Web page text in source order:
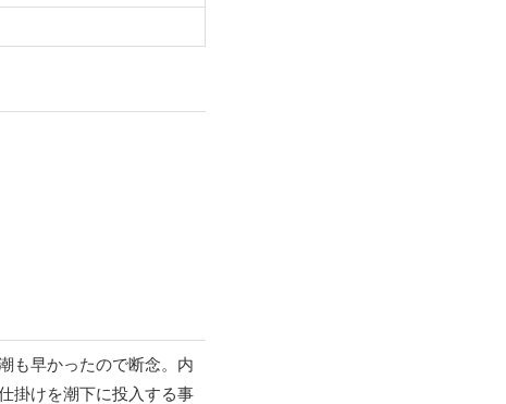
も早かったので断念。内
掛けを潮下に投入する事